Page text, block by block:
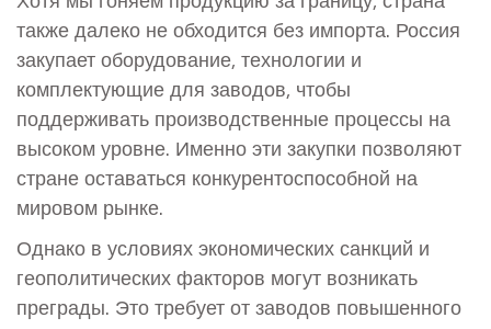
также далеко не обходится без импорта. Россия
закупает оборудование, технологии и
комплектующие для заводов, чтобы
поддерживать производственные процессы на
высоком уровне. Именно эти закупки позволяют
стране оставаться конкурентоспособной на
мировом рынке.
Однако в условиях экономических санкций и
геополитических факторов могут возникать
преграды. Это требует от заводов повышенного